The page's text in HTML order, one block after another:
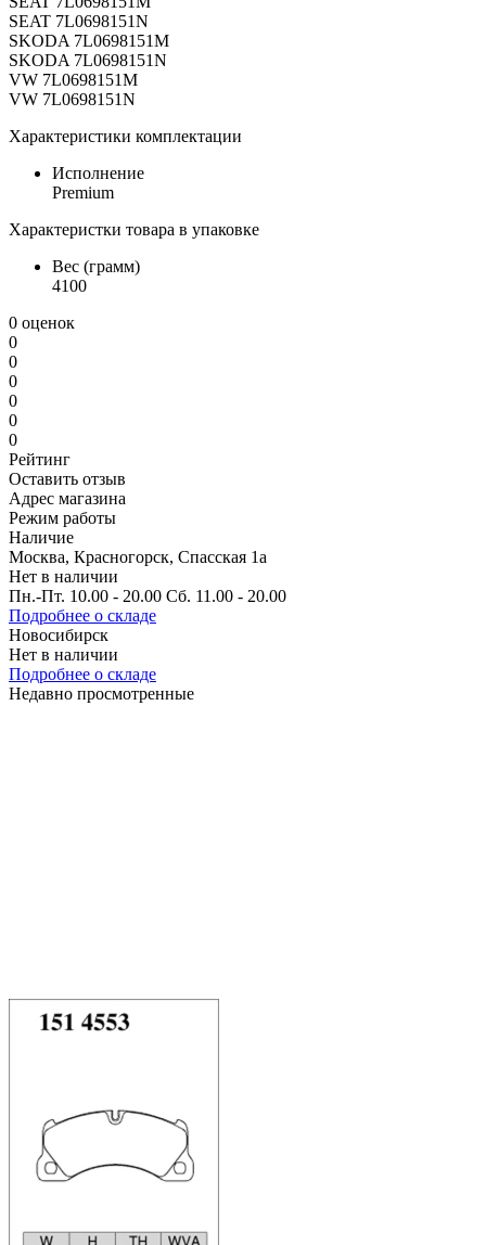
SEAT 7L0698151N
SKODA 7L0698151M
SKODA 7L0698151N
VW 7L0698151M
VW 7L0698151N
Характеристики комплектации
Исполнение
Premium
Характеристки товара в упаковке
Вес (грамм)
4100
0 оценок
0
0
0
0
0
0
Рейтинг
Оставить отзыв
Адрес магазина
Режим работы
Наличие
Москва, Красногорск, Спасская 1а
Нет в наличии
Пн.-Пт. 10.00 - 20.00 Сб. 11.00 - 20.00
Подробнее о складе
Новосибирск
Нет в наличии
Подробнее о складе
Недавно просмотренные